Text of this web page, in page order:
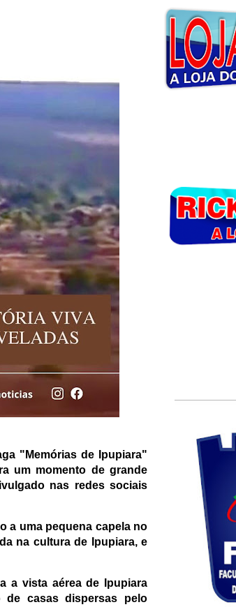
"Memórias de Ipupiara"
um momento de grande
nas redes sociais
a uma pequena capela no
na cultura de Ipupiara, e
a vista aérea de Ipupiara
de casas dispersas pelo